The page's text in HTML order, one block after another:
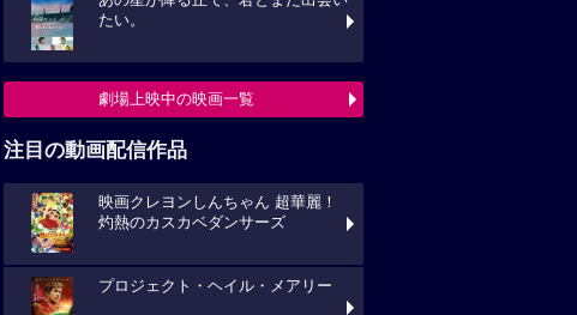
たい。
劇場上映中の映画一覧
注目の動画配信作品
映画クレヨンしんちゃん 超華麗！
灼熱のカスカベダンサーズ
プロジェクト・ヘイル・メアリー